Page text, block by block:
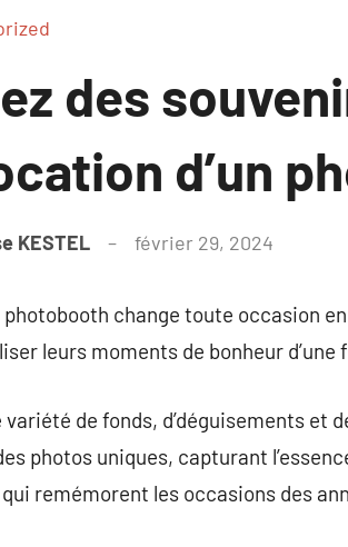
des
d’un
KESTEL février 29, 2024
photobooth change toute occasion
leurs moments de bonheur d’une
variété de fonds, d’déguisements
photos uniques, capturant
remémorent les occasions des